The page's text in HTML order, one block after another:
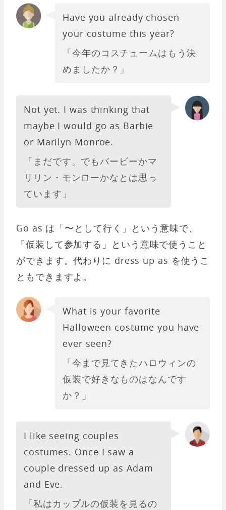
Have you already chosen
your costume this year?
「今年のコスチュームはもう決
めましたか？」
Not yet. I was thinking that
maybe I would go as Barbie
or Marilyn Monroe.
「まだです。でもバービーかマ
リリン・モンローかなとは思っ
ています」
Go as は「〜として行く」という意味で、
「仮装して参加する」という意味で使うこと
ができます。代わりに dress up as を使うこ
ともできますよ。
What is your favorite
Halloween costume you have
ever seen?
「今まで見てきたハロウィンの
仮装で好きなものはなんです
か？」
I like seeing couples
costumes. Once I saw a
couple dressed up as Adam
and Eve.
「私はカップルの仮装を見るの